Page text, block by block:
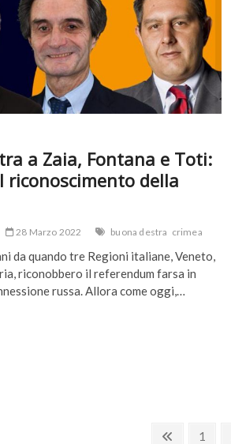
a Zaia, Fontana e Toti:
della
28 Marzo 2022 buona destra crimea
da quando tre Regioni italiane, Veneto,
riconobbero il referendum farsa in
russa. Allora come oggi,…
Previous
Page
1